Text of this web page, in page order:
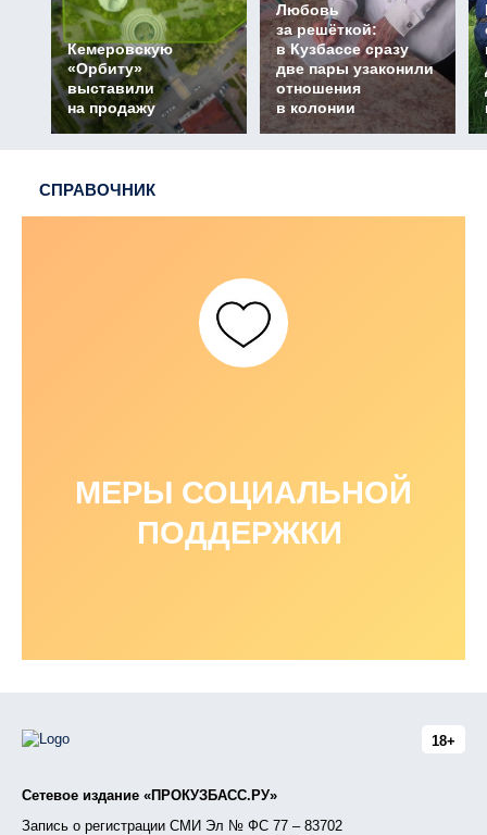
Кемеровскую
«Орбиту»
выставили
на продажу
Любовь
за решёткой:
в Кузбассе сразу
две пары узаконили
отношения
в колонии
СПРАВОЧНИК
МЕРЫ СОЦИАЛЬНОЙ
ПОДДЕРЖКИ
18+
Сетевое издание «ПРОКУЗБАСС.РУ»
Запись о регистрации СМИ Эл № ФС 77 – 83702